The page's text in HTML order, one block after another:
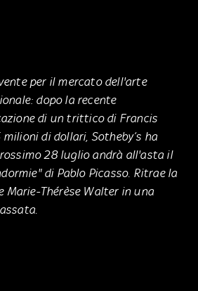
per il mercato dell'arte
dopo la recente
di un trittico di Francis
di dollari, Sotheby’s ha
28 luglio andrà all'asta il
di Pablo Picasso. Ritrae la
Marie-Thérèse Walter in una